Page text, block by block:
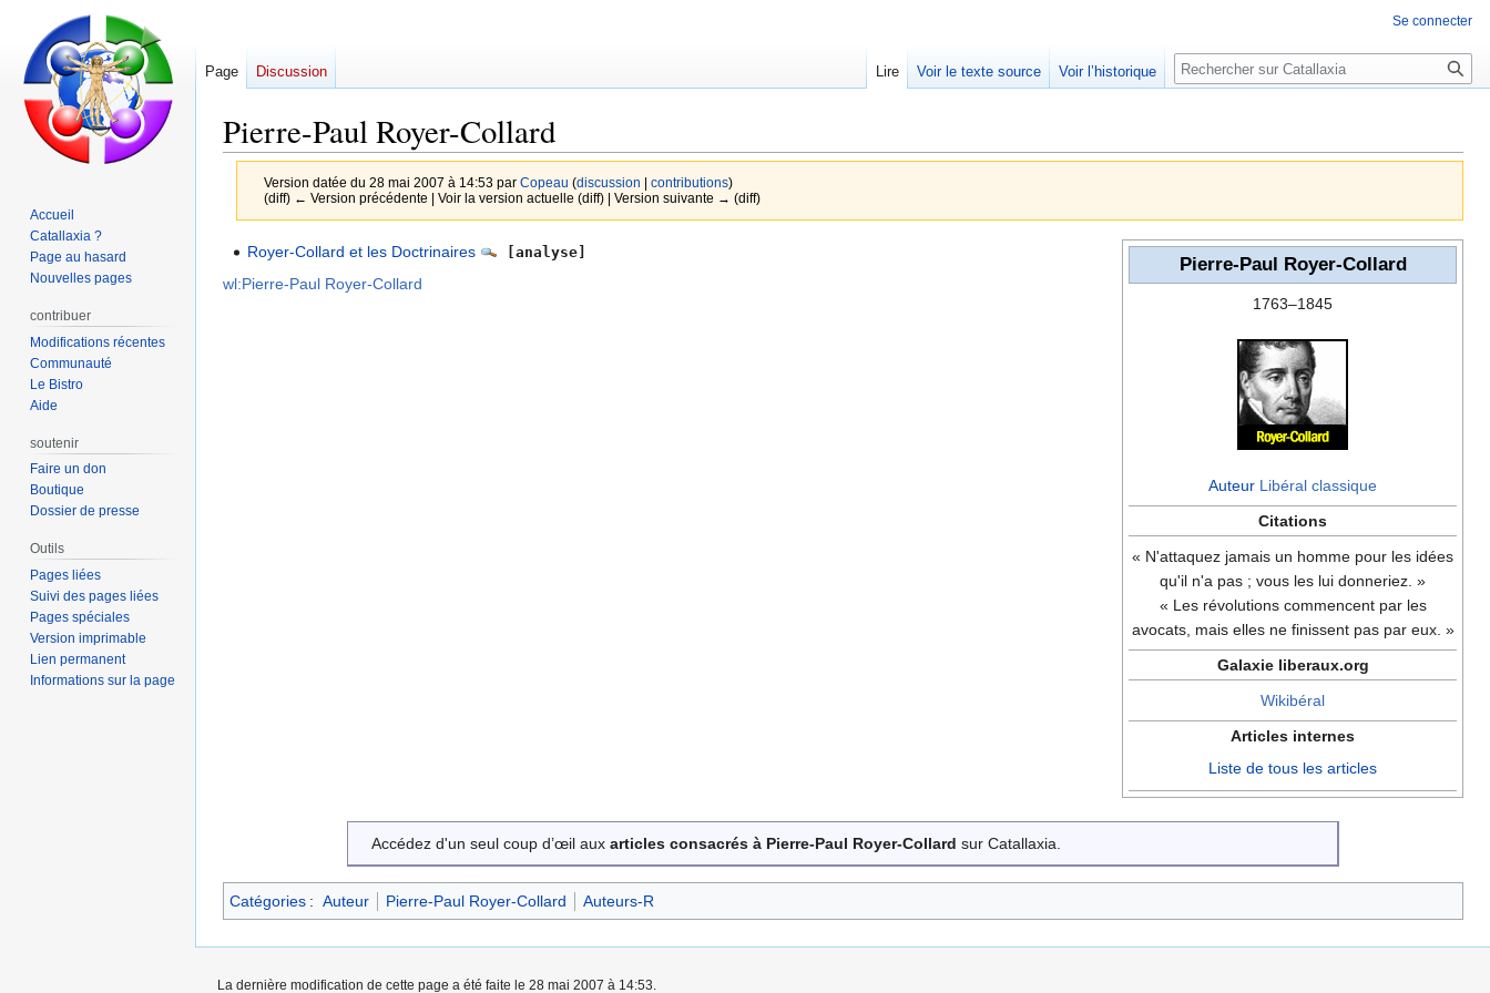
Pierre-Paul Royer-Collard
Version datée du 28 mai 2007 à 14:53 par Copeau (discussion contributions)
(diff) ← Version précédente | Voir la version actuelle (diff) | Version suivante → (diff)
Aller
Aller
Pierre-Paul Royer-Collard
1763–1845
Auteur Libéral classique
Citations
« N'attaquez jamais un homme pour les idées
qu'il n'a pas ; vous les lui donneriez. »
« Les révolutions commencent par les
avocats, mais elles ne finissent pas par eux. »
Galaxie liberaux.org
Wikibéral
Articles internes
Liste de tous les articles
Royer-Collard et les Doctrinaires [analyse]
wl:Pierre-Paul Royer-Collard
Accédez d'un seul coup d’œil aux articles consacrés à Pierre-Paul Royer-Collard sur Catallaxia.
Catégories : Auteur Pierre-Paul Royer-Collard Auteurs-R
Se connecter
Page Discussion Lire Voir le texte source Voir l’historique Rechercher
Accueil
Catallaxia ?
Page au hasard
Nouvelles pages
contribuer
Modifications récentes
Communauté
Le Bistro
Aide
soutenir
Faire un don
Boutique
Dossier de presse
Outils
Pages liées
Suivi des pages liées
Pages spéciales
Version imprimable
Lien permanent
Informations sur la page
La dernière modification de cette page a été faite le 28 mai 2007 à 14:53.